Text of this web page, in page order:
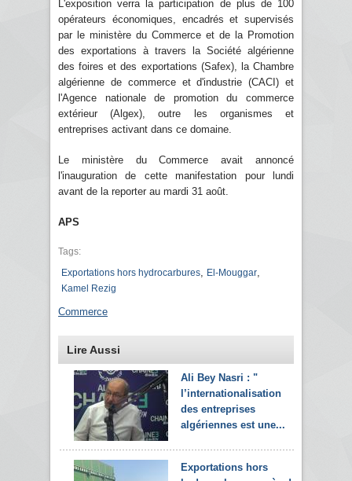
L'exposition verra la participation de plus de 100
opérateurs économiques, encadrés et supervisés
par le ministère du Commerce et de la Promotion
des exportations à travers la Société algérienne
des foires et des exportations (Safex), la Chambre
algérienne de commerce et d'industrie (CACI) et
l'Agence nationale de promotion du commerce
extérieur (Algex), outre les organismes et
entreprises activant dans ce domaine.
Le ministère du Commerce avait annoncé
l'inauguration de cette manifestation pour lundi
avant de la reporter au mardi 31 août.
APS
Tags:
Exportations hors hydrocarbures
El-Mouggar
Kamel Rezig
Commerce
Lire Aussi
Ali Bey Nasri : "
l’internationalisation
des entreprises
algériennes est une...
Exportations hors